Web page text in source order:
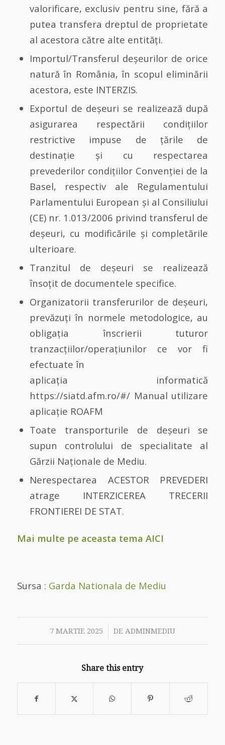
valorificare, exclusiv pentru sine, fără a
putea transfera dreptul de proprietate
al acestora către alte entităţi.
Importul/Transferul deşeurilor de orice
natură în România, în scopul eliminării
acestora, este INTERZIS.
Exportul de deşeuri se realizează după
asigurarea respectării condiţiilor
restrictive impuse de ţările de
destinaţie şi cu respectarea
prevederilor condiţiilor Convenţiei de la
Basel, respectiv ale Regulamentului
Parlamentului European şi al Consiliului
(CE) nr. 1.013/2006 privind transferul de
deşeuri, cu modificările şi completările
ulterioare.
Tranzitul de deşeuri se realizează
însoţit de documentele specifice.
Organizatorii transferurilor de deşeuri,
prevăzuţi în normele metodologice, au
obligaţia înscrierii tuturor
tranzacţiilor/operaţiunilor ce vor fi
efectuate în
aplicaţia informatică
https://siatd.afm.ro/#/ Manual utilizare
aplicaţie ROAFM
Toate transporturile de deşeuri se
supun controlului de specialitate al
Gărzii Naţionale de Mediu.
Nerespectarea ACESTOR PREVEDERI
atrage INTERZICEREA TRECERII
FRONTIEREI DE STAT.
Mai multe pe aceasta tema AICI
Sursa : Garda Nationala de Mediu
7 MARTIE 2025
/ DE ADMINMEDIU
Share this entry